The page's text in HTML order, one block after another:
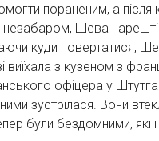
пораненим, а після
Шева
куди повертатися,
виїхала з кузеном з
офіцера у
зустрілася. Вони
були бездомними, які і